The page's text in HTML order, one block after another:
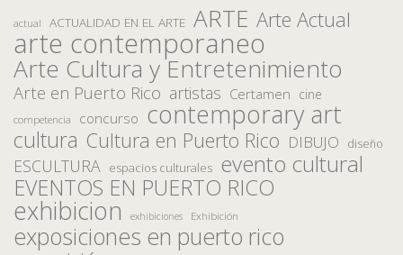
actual ACTUALIDAD EN EL ARTE ARTE Arte Actual
arte contemporaneo
Arte Cultura y Entretenimiento
Arte en Puerto Rico artistas Certamen cine
competencia concurso contemporary art
cultura Cultura en Puerto Rico DIBUJO diseño
ESCULTURA espacios culturales evento cultural
EVENTOS EN PUERTO RICO
exhibicion exhibiciones Exhibición
exposiciones en puerto rico